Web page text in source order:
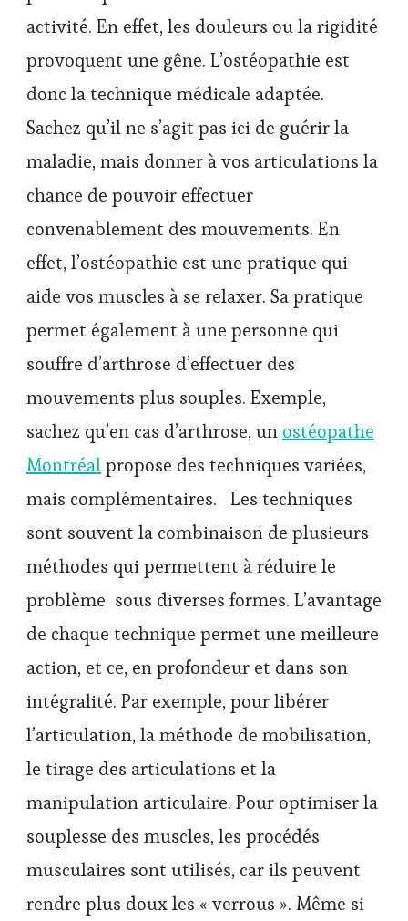
activité. En effet, les douleurs ou la rigidité
provoquent une gêne. L’ostéopathie est
donc la technique médicale adaptée.
Sachez qu’il ne s’agit pas ici de guérir la
maladie, mais donner à vos articulations la
chance de pouvoir effectuer
convenablement des mouvements. En
effet, l’ostéopathie est une pratique qui
aide vos muscles à se relaxer. Sa pratique
permet également à une personne qui
souffre d’arthrose d’effectuer des
mouvements plus souples. Exemple,
sachez qu’en cas d’arthrose, un ostéopathe
Montréalpropose des techniques variées,
mais complémentaires. Les techniques
sont souvent la combinaison de plusieurs
méthodes qui permettent à réduire le
problème sous diverses formes. L’avantage
de chaque technique permet une meilleure
action, et ce, en profondeur et dans son
intégralité. Par exemple, pour libérer
l’articulation, la méthode de mobilisation,
le tirage des articulations et la
manipulation articulaire. Pour optimiser la
souplesse des muscles, les procédés
musculaires sont utilisés, car ils peuvent
rendre plus doux les « verrous ». Même si